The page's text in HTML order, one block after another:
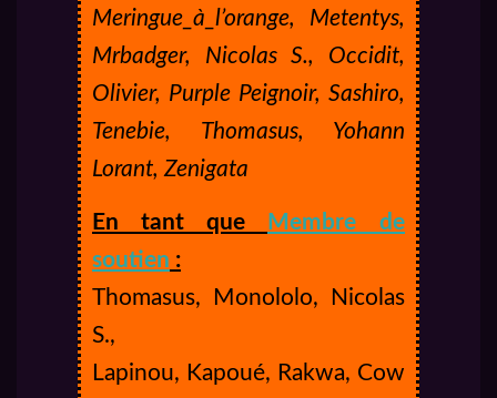
Meringue_à_l’orange, Metentys,
Mrbadger, Nicolas S., Occidit,
Olivier, Purple Peignoir, Sashiro,
Tenebie, Thomasus, Yohann
Lorant, Zenigata
En tant que
Membre de
soutien :
Thomasus, Monololo, Nicolas
S.,
Lapinou, Kapoué, Rakwa, Cow